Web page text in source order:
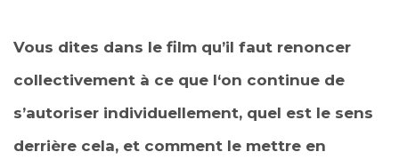
Vous dites dans le film qu’il faut renoncer
collectivement à ce que l‘on continue de
s’autoriser individuellement, quel est le sens
derrière cela, et comment le mettre en